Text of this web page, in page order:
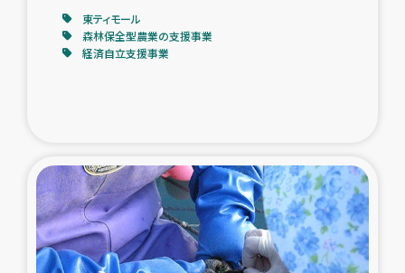
東ティモール
森林保全型農業の支援事業
経済自立支援事業